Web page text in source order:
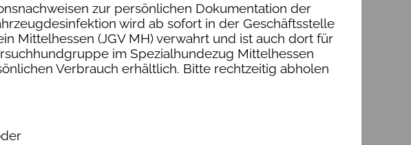
zur persönlichen Dokumentation der
wird ab sofort in der Geschäftsstelle
Mittelhessen (JGV MH) verwahrt und ist auch dort für
im Spezialhundezug Mittelhessen
Verbrauch erhältlich. Bitte rechtzeitig abholen